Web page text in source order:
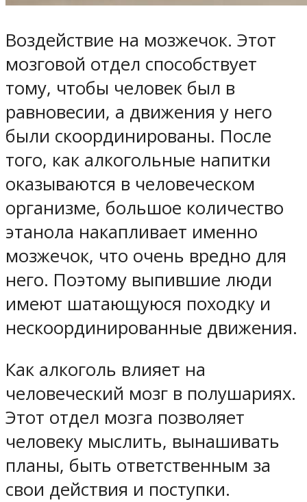
Воздействие на мозжечок. Этот
мозговой отдел способствует
тому, чтобы человек был в
равновесии, а движения у него
были скоординированы. После
того, как алкогольные напитки
оказываются в человеческом
организме, большое количество
этанола накапливает именно
мозжечок, что очень вредно для
него. Поэтому выпившие люди
имеют шатающуюся походку и
нескоординированные движения.
Как алкоголь влияет на
человеческий мозг в полушариях.
Этот отдел мозга позволяет
человеку мыслить, вынашивать
планы, быть ответственным за
свои действия и поступки.